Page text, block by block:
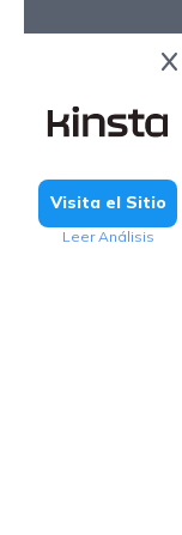
Visita el Sitio
Leer Análisis